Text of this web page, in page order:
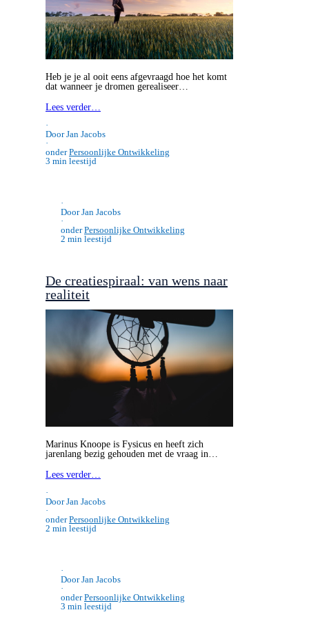
Heb je je al ooit eens afgevraagd hoe het komt
dat wanneer je dromen gerealiseer…
Lees verder…
·
Door Jan Jacobs
·
onderPersoonlijke Ontwikkeling
3 min leestijd
·
Door Jan Jacobs
·
onderPersoonlijke Ontwikkeling
2 min leestijd
De creatiespiraal: van wens naar
realiteit
Marinus Knoope is Fysicus en heeft zich
jarenlang bezig gehouden met de vraag in…
Lees verder…
·
Door Jan Jacobs
·
onderPersoonlijke Ontwikkeling
2 min leestijd
·
Door Jan Jacobs
·
onderPersoonlijke Ontwikkeling
3 min leestijd